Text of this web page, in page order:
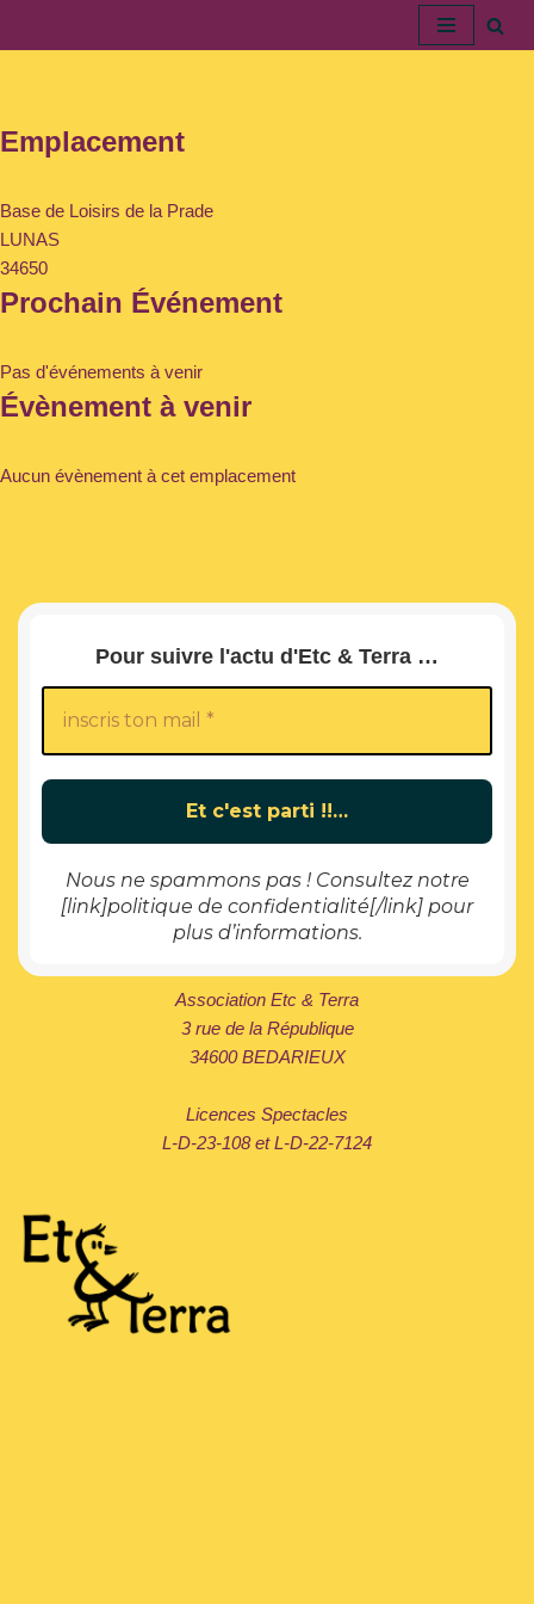
Emplacement
Base de Loisirs de la Prade
LUNAS
34650
Prochain Événement
Pas d'événements à venir
Évènement à venir
Aucun évènement à cet emplacement
Pour suivre l'actu d'Etc & Terra …
Nous ne spammons pas ! Consultez notre
[link]politique de confidentialité[/link] pour
plus d’informations.
Association Etc & Terra
3 rue de la République
34600 BEDARIEUX
Licences Spectacles
L-D-23-108 et L-D-22-7124